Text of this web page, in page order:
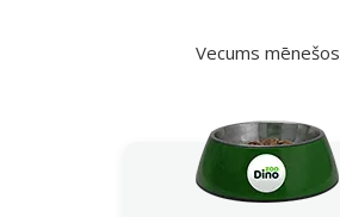
Vecums mēnešos